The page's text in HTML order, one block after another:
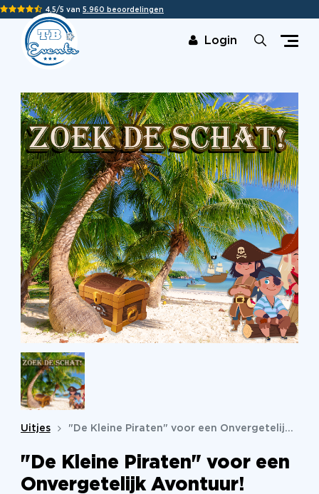
4,5/5 van 5.960 beoordelingen
Login
Uitjes "De Kleine Piraten" voor een Onvergetelijk Avontuur!
"De Kleine Piraten" voor een
Onvergetelijk Avontuur!